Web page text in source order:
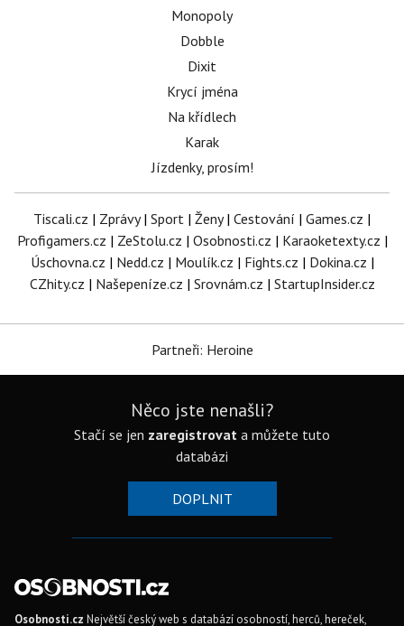
Monopoly
Dobble
Dixit
Krycí jména
Na křídlech
Karak
Jízdenky, prosím!
Tiscali.cz | Zprávy| Sport | Ženy| Cestování | Games.cz |
Profigamers.cz | ZeStolu.cz | Osobnosti.cz | Karaoketexty.cz |
Úschovna.cz | Nedd.cz | Moulík.cz | Fights.cz | Dokina.cz |
CZhity.cz | Našepeníze.cz | Srovnám.cz | StartupInsider.cz
Partneři: Heroine
Něco jste nenašli?
Stačí se jen zaregistrovat a můžete tuto
databázi
DOPLNIT
Osobnosti.cz Největší český web s databází osobností, herců, hereček,